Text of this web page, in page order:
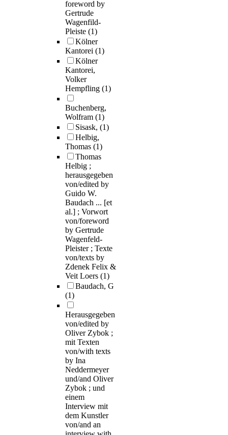
foreword by
Gertrude
Wagenfild-
Pleiste (1)
Kölner
Kantorei (1)
Kölner
Kantorei,
Volker
Hempfling (1)
Buchenberg,
Wolfram (1)
Sisask, (1)
Helbig,
Thomas (1)
Thomas
Helbig ;
herausgegeben
von/edited by
Guido W.
Baudach ... [et
al.] ; Vorwort
von/foreword
by Gertrude
Wagenfeld-
Pleister ; Texte
von/texts by
Zdenek Felix &
Veit Loers (1)
Baudach, G
(1)
Herausgegeben
von/edited by
Oliver Zybok ;
mit Texten
von/with texts
by Ina
Neddermeyer
und/and Oliver
Zybok ; und
einem
Interview mit
dem Kunstler
von/and an